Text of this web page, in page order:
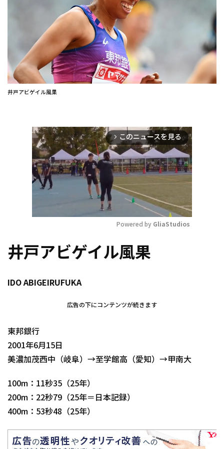
井戸アビゲイル風果
arrow_forward_ios このニュースを見る
Powered by GliaStudios
井戸アビゲイル風果
IDO ABIGEIRUFUKA
広告の下にコンテンツが続きます
東邦銀行
2001年6月15日
美濃加茂西中（岐阜）→至学館高（愛知）→甲南大
100m：11秒35（25年）
200m：22秒79（25年＝日本記録）
400m：53秒48（25年）